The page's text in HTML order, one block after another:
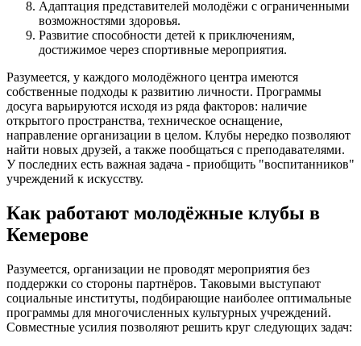
Адаптация представителей молодёжи с ограниченными
возможностями здоровья.
Развитие способности детей к приключениям,
достижимое через спортивные мероприятия.
Разумеется, у каждого молодёжного центра имеются
собственные подходы к развитию личности. Программы
досуга варьируются исходя из ряда факторов: наличие
открытого пространства, техническое оснащение,
направление организации в целом. Клубы нередко позволяют
найти новых друзей, а также пообщаться с преподавателями.
У последних есть важная задача - приобщить "воспитанников"
учреждений к искусству.
Как работают молодёжные клубы в
Кемерове
Разумеется, организации не проводят мероприятия без
поддержки со стороны партнёров. Таковыми выступают
социальные институты, подбирающие наиболее оптимальные
программы для многочисленных культурных учреждений.
Совместные усилия позволяют решить круг следующих задач: